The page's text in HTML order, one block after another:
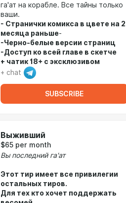
га'ат на корабле. Все тайны только
ваши.
- Странички комикса в цвете на 2
месяца раньше-
-Черно-белые версии страниц
-Доступ ко всей главе в скетче
+ чатик 18+ с эксклюзивом
+ chat
SUBSCRIBE
Выживший
$65 per month
Вы последний га'ат
Этот тир имеет все привилегии
остальных тиров.
Для тех кто хочет поддержать